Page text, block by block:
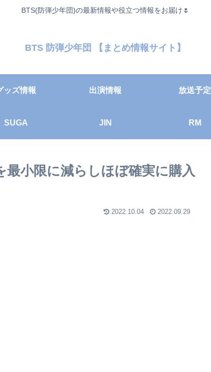
BTS(防弾少年団)の最新情報や役立つ情報をお届け🌷
BTS 防弾少年団 【まとめ情報サイト】
ッズ情報 出演情報 放送予定
SUGA JIN RM
小限に減らしほぼ確実に購入
2022.10.04 2022.09.29